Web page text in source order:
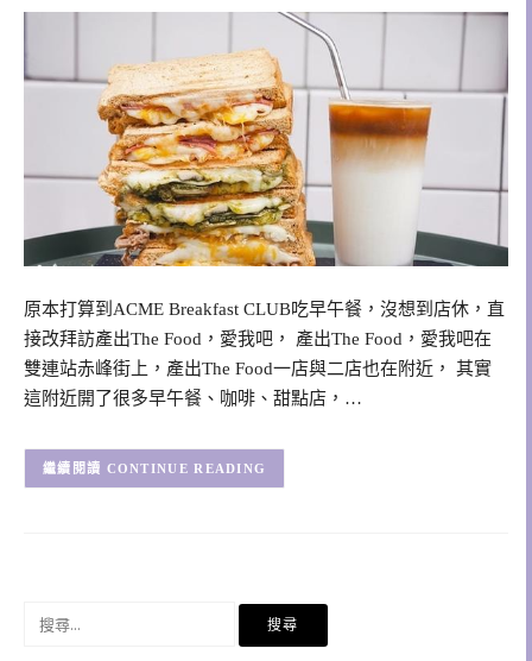
原本打算到ACME Breakfast CLUB吃早午餐，沒想到店休，直
接改拜訪產出The Food，愛我吧， 產出The Food，愛我吧在
雙連站赤峰街上，產出The Food一店與二店也在附近， 其實
這附近開了很多早午餐、咖啡、甜點店，…
CONTINUE READING